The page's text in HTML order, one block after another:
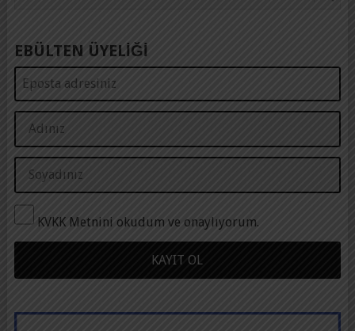
EBÜLTEN ÜYELİĞİ
KVKK Metnini okudum ve onaylıyorum.